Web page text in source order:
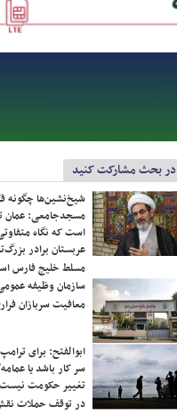
در بحث مشارکت کنید
شیخ‌نشین‌ها چگونه
مسجدجامعی: عمان
است که نگاه
عربستان برادر
مسلط خلیج فارس
سازمان وظیفه
معافیت سربازان
ابوالفتح: برای
سر کار باشد یا
تغییر حکومت
در توقف حملات